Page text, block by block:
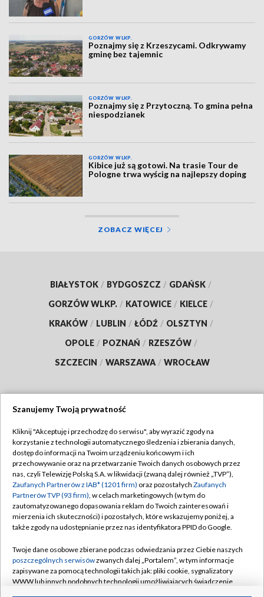
GORZÓW WLKP.
Poznajmy się z Krzeszycami. Odkrywamy
gminę bez tajemnic
GORZÓW WLKP.
Poznajmy się z Przytoczną. To gmina pełna
niespodzianek
GORZÓW WLKP.
Kibice już są gotowi. Na trasie Tour de
Pologne trwa wyścig na najlepszy doping
ZOBACZ WIĘCEJ
BIAŁYSTOK / BYDGOSZCZ / GDAŃSK /
GORZÓW WLKP. / KATOWICE / KIELCE /
KRAKÓW / LUBLIN / ŁÓDŹ / OLSZTYN /
OPOLE / POZNAŃ / RZESZÓW /
SZCZECIN / WARSZAWA / WROCŁAW
TVP
Abonament TVP
Emisja w TVP
Centrum informacji TVP
Naziemna Telewizja Cyfrowa
Rada Programowa
System NOS
Regulamin TVP
Polityka prywatności
Moje zgody
Pomoc
Kontakt
Szanujemy Twoją prywatność
Kliknij "Akceptuję i przechodzę do serwisu", aby wyrazić zgody na
korzystanie z technologii automatycznego śledzenia i zbierania danych,
dostęp do informacji na Twoim urządzeniu końcowym i ich
przechowywanie oraz na przetwarzanie Twoich danych osobowych przez
nas, czyli Telewizję Polską S.A. w likwidacji (zwaną dalej również „TVP”),
Zaufanych Partnerów z IAB* (1201 firm) oraz pozostałych Zaufanych
Partnerów TVP (93 firm), w celach marketingowych (w tym do
zautomatyzowanego dopasowania reklam do Twoich zainteresowań i
mierzenia ich skuteczności) i pozostałych, które wskazujemy poniżej, a
także zgody na udostępnianie przez nas identyfikatora PPID do Google.
Twoje dane osobowe zbierane podczas odwiedzania przez Ciebie naszych
poszczególnych serwisówzwanych dalej „Portalem”, w tym informacje
zapisywane za pomocą technologii takich jak: pliki cookie, sygnalizatory
WWW lub innych podobnych technologii umożliwiających świadczenie